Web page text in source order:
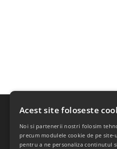
SC
Str. Vasile
Acest site foloseste
Noi si partenerii nostri folosim
precum modulele cookie de pe
pentru a ne personaliza continutul si